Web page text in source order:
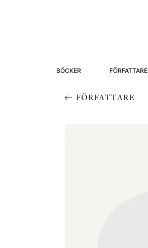
BÖCKER FÖRFATTARE
FÖRFATTARE